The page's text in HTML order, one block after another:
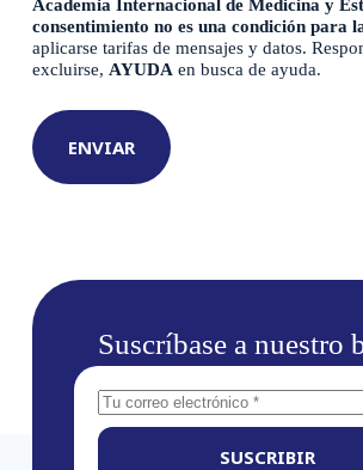
Academia Internacional de Medicina y
consentimiento no es una condición para
aplicarse tarifas de mensajes y datos.
excluirse, AYUDA en busca de ayuda.
ENVIAR
Suscríbase a nuestro
SUSCRIBIR